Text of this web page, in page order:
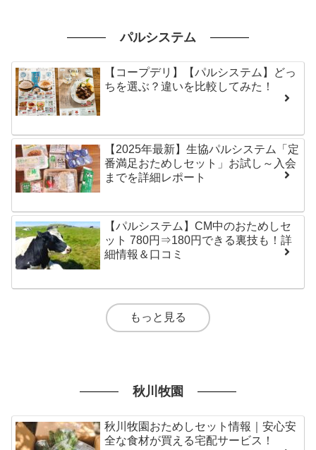
パルシステム
【コープデリ】【パルシステム】どっ
ちを選ぶ？違いを比較してみた！
【2025年最新】生協パルシステム「定
番満足おためしセット」お試し～入会
までを詳細レポート
【パルシステム】CM中のおためしセ
ット 780円⇒180円できる裏技も！詳
細情報＆口コミ
もっと見る
秋川牧園
秋川牧園おためしセット情報｜安心安
全な食材が買える宅配サービス！